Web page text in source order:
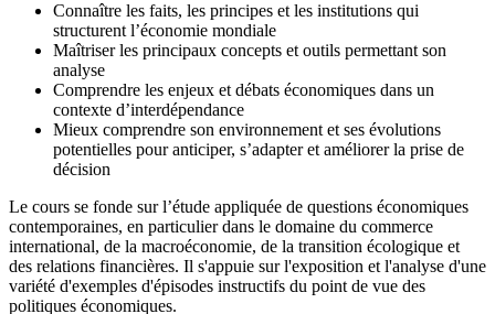
Connaître les faits, les principes et les institutions qui
structurent l’économie mondiale
Maîtriser les principaux concepts et outils permettant son
analyse
Comprendre les enjeux et débats économiques dans un
contexte d’interdépendance
Mieux comprendre son environnement et ses évolutions
potentielles pour anticiper, s’adapter et améliorer la prise de
décision
Le cours se fonde sur l’étude appliquée de questions économiques
contemporaines, en particulier dans le domaine du commerce
international, de la macroéconomie, de la transition écologique et
des relations financières. Il s'appuie sur l'exposition et l'analyse d'une
variété d'exemples d'épisodes instructifs du point de vue des
politiques économiques.